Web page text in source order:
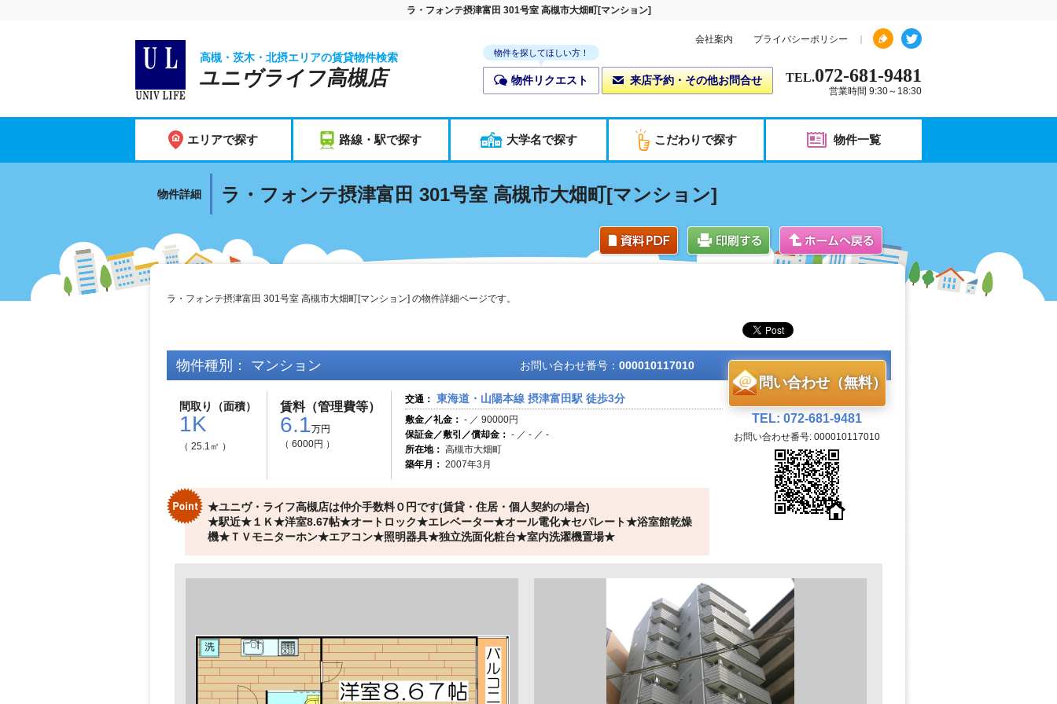
ラ・フォンテ摂津富田 301号室 高槻市大畑町[マンション]
高槻・茨木・北摂エリアの賃貸物件検索
ユニヴライフ高槻店
会社案内 プライバシーポリシー
物件を探してほしい方！
物件リクエスト 来店予約・その他お問合せ TEL.072-681-9481
営業時間 9:30～18:30
エリアで探す 路線・駅で探す 大学名で探す こだわりで探す 物件一覧
物件詳細 ラ・フォンテ摂津富田 301号室 高槻市大畑町[マンション]
ラ・フォンテ摂津富田 301号室 高槻市大畑町[マンション] の物件詳細ページです。
物件種別： マンション お問い合わせ番号： 000010117010
間取り（面積）
1K
（ 25.1㎡ ）
賃料（管理費等）
6.1万円
（ 6000円 ）
交通： 東海道・山陽本線 摂津富田駅 徒歩3分
敷金／礼金： - ／ 90000円
保証金／敷引／償却金： - ／ - ／ -
所在地： 高槻市大畑町
築年月： 2007年3月
★ユニヴ・ライフ高槻店は仲介手数料０円です(賃貸・住居・個人契約の場合)
★駅近★１Ｋ★洋室8.67帖★オートロック★エレベーター★オール電化★セパレート★浴室館乾燥
機★ＴＶモニターホン★エアコン★照明器具★独立洗面化粧台★室内洗濯機置場★
問い合わせ（無料）
TEL: 072-681-9481
お問い合わせ番号: 000010117010